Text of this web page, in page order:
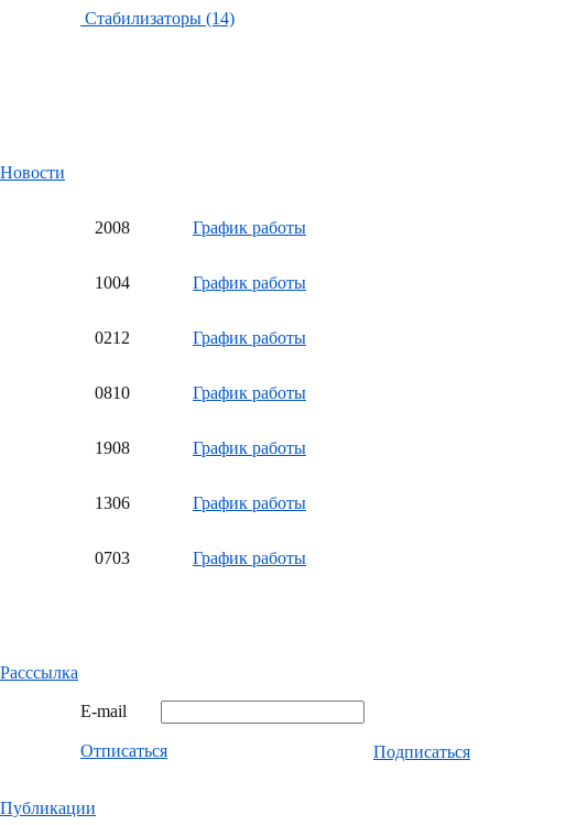
Стабилизаторы (14)
Новости
2008 График работы
1004 График работы
0212 График работы
0810 График работы
1908 График работы
1306 График работы
0703 График работы
Расссылка
E-mail
Отписаться Подписаться
Публикации